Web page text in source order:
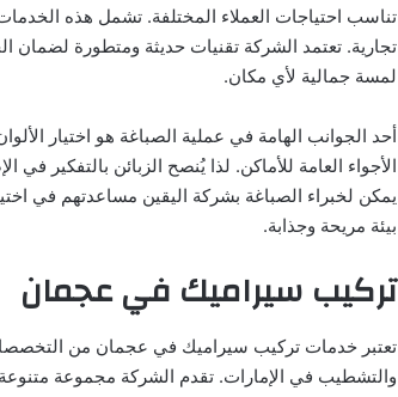
تناسب احتياجات العملاء المختلفة. تشمل هذه
تجارية. تعتمد الشركة تقنيات حديثة ومتطورة
لمسة جمالية لأي مكان.
أحد الجوانب الهامة في عملية الصباغة هو اختيار
الأجواء العامة للأماكن. لذا يُنصح الزبائن بالتفكير في
يمكن لخبراء الصباغة بشركة اليقين مساعدتهم في
بيئة مريحة وجذابة.
تركيب سيراميك في عجمان
تعتبر خدمات تركيب سيراميك في عجمان من التخصصات
والتشطيب في الإمارات. تقدم الشركة مجموعة